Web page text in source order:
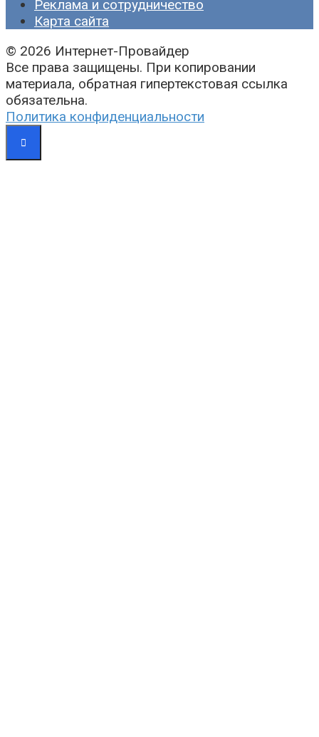
Реклама и сотрудничество
Карта сайта
© 2026 Интернет-Провайдер
Все права защищены. При копировании
материала, обратная гипертекстовая ссылка
обязательна.
Политика конфиденциальности